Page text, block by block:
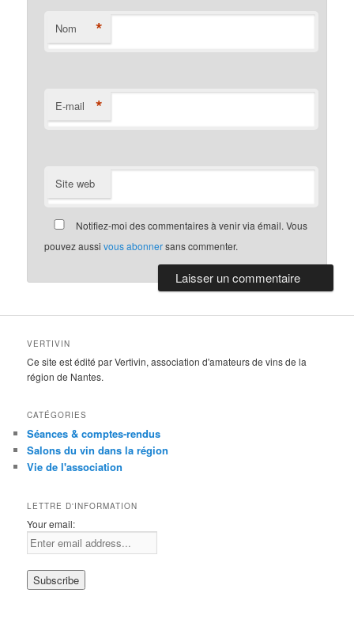
Nom *
E-mail *
Site web
Notifiez-moi des commentaires à venir via émail. Vous
pouvez aussivous abonnersans commenter.
VERTIVIN
Ce site est édité par Vertivin, association d'amateurs de vins de la
région de Nantes.
CATÉGORIES
Séances & comptes-rendus
Salons du vin dans la région
Vie de l'association
LETTRE D'INFORMATION
Your email: